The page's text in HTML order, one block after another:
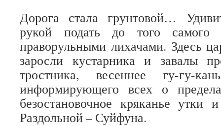
Дорога стала грунтовой…
рукой подать до того
праворульными лихачами. Здесь
заросли кустарника и завалы
тростника, весеннее гу-гу-
информирующего всех о
безостановочное кряканье
Раздольной – Суйфуна.